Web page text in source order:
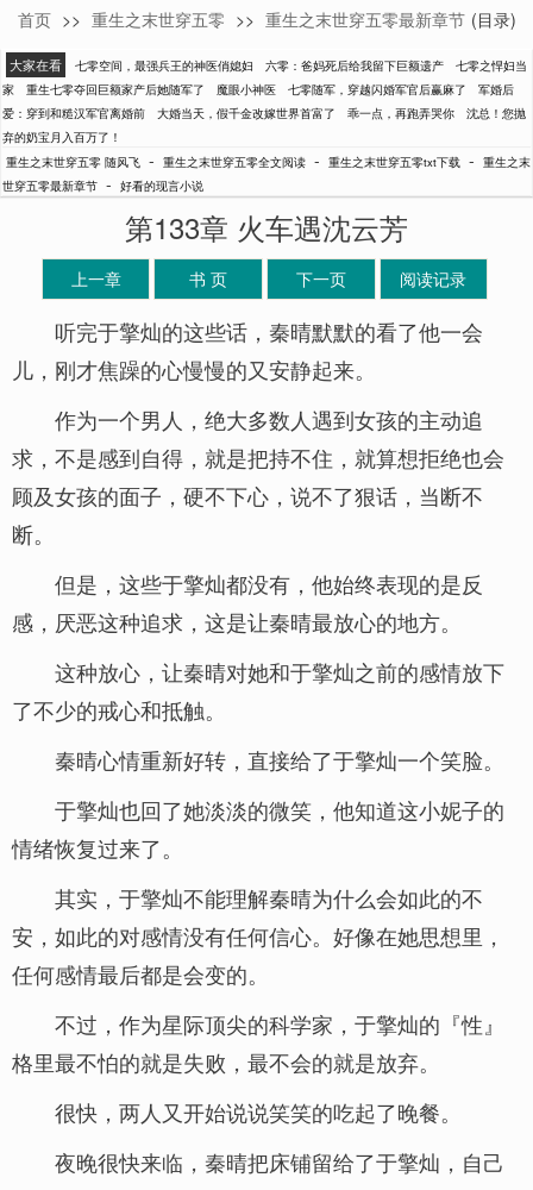
随风飞
首页 >> 重生之末世穿五零 >> 重生之末世穿五零最新章节 (目录)
大家在看 七零空间，最强兵王的神医俏媳妇 六零：爸妈死后给我留下巨额遗产
七零之悍妇当
家
重生七零夺回巨额家产后她随军了 魔眼小神医 七零随军，穿越闪婚军官后赢麻了
军婚后
爱：穿到和糙汉军官离婚前
大婚当天，假千金改嫁世界首富了 乖一点，再跑弄哭你
沈总！您抛
弃的奶宝月入百万了！
重生之末世穿五零 随风飞 - 重生之末世穿五零全文阅读 - 重生之末世穿五零txt下载 - 重生之末
世穿五零最新章节 - 好看的现言小说
第133章 火车遇沈云芳
上一章 书 页 下一页 阅读记录
听完于擎灿的这些话，秦晴默默的看了他一会
儿，刚才焦躁的心慢慢的又安静起来。
作为一个男人，绝大多数人遇到女孩的主动追
求，不是感到自得，就是把持不住，就算想拒绝也会
顾及女孩的面子，硬不下心，说不了狠话，当断不
断。
但是，这些于擎灿都没有，他始终表现的是反
感，厌恶这种追求，这是让秦晴最放心的地方。
这种放心，让秦晴对她和于擎灿之前的感情放下
了不少的戒心和抵触。
秦晴心情重新好转，直接给了于擎灿一个笑脸。
于擎灿也回了她淡淡的微笑，他知道这小妮子的
情绪恢复过来了。
其实，于擎灿不能理解秦晴为什么会如此的不
安，如此的对感情没有任何信心。好像在她思想里，
任何感情最后都是会变的。
不过，作为星际顶尖的科学家，于擎灿的『性』
格里最不怕的就是失败，最不会的就是放弃。
很快，两人又开始说说笑笑的吃起了晚餐。
夜晚很快来临，秦晴把床铺留给了于擎灿，自己